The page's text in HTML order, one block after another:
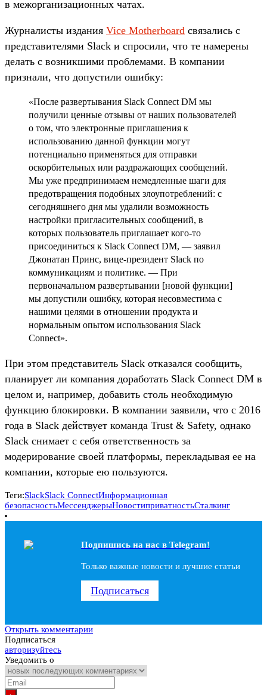
в межорганизационных чатах.
Журналисты издания Vice Motherboard связались с
представителями Slack и спросили, что те намерены
делать с возникшими проблемами. В компании
признали, что допустили ошибку:
«После развертывания Slack Connect DM мы
получили ценные отзывы от наших пользователей
о том, что электронные приглашения к
использованию данной функции могут
потенциально применяться для отправки
оскорбительных или раздражающих сообщений.
Мы уже предпринимаем немедленные шаги для
предотвращения подобных злоупотреблений: с
сегодняшнего дня мы удалили возможность
настройки пригласительных сообщений, в
которых пользователь приглашает кого-то
присоединиться к Slack Connect DM, — заявил
Джонатан Принс, вице-президент Slack по
коммуникациям и политике. — При
первоначальном развертывании [новой функции]
мы допустили ошибку, которая несовместима с
нашими целями в отношении продукта и
нормальным опытом использования Slack
Connect».
При этом представитель Slack отказался сообщить,
планирует ли компания доработать Slack Connect DM в
целом и, например, добавить столь необходимую
функцию блокировки. В компании заявили, что с 2016
года в Slack действует команда Trust & Safety, однако
Slack снимает с себя ответственность за
модерирование своей платформы, перекладывая ее на
компании, которые ею пользуются.
Теги:SlackSlack ConnectИнформационная
безопасностьМессенджерыНовостиприватностьСталкинг
Подпишись на наc в Telegram!
Только важные новости и лучшие статьи
Подписаться
Открыть комментарии
Подписаться
авторизуйтесь
Уведомить о